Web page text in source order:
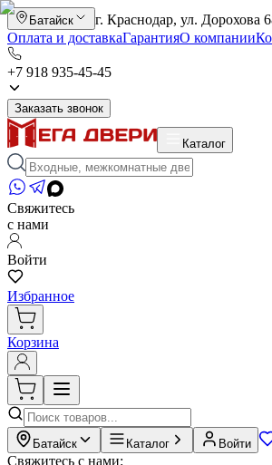
Батайск
г. Краснодар, ул. Дорохова
Оплата и доставкаГарантияО компании
+7 918 935-45-45
Заказать звонок
Каталог
Свяжитесь
с нами
Войти
Избранное
Корзина
Батайск Каталог Войти
Свяжитесь с нами: